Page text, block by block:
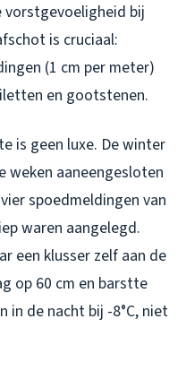
vorstgevoeligheid bij
is cruciaal:
(1 cm per meter)
en gootstenen.
is geen luxe. De winter
weken aaneengesloten
spoedmeldingen van
waren aangelegd.
een klusser zelf aan de
op 60 cm en barstte
in de nacht bij -8°C, niet